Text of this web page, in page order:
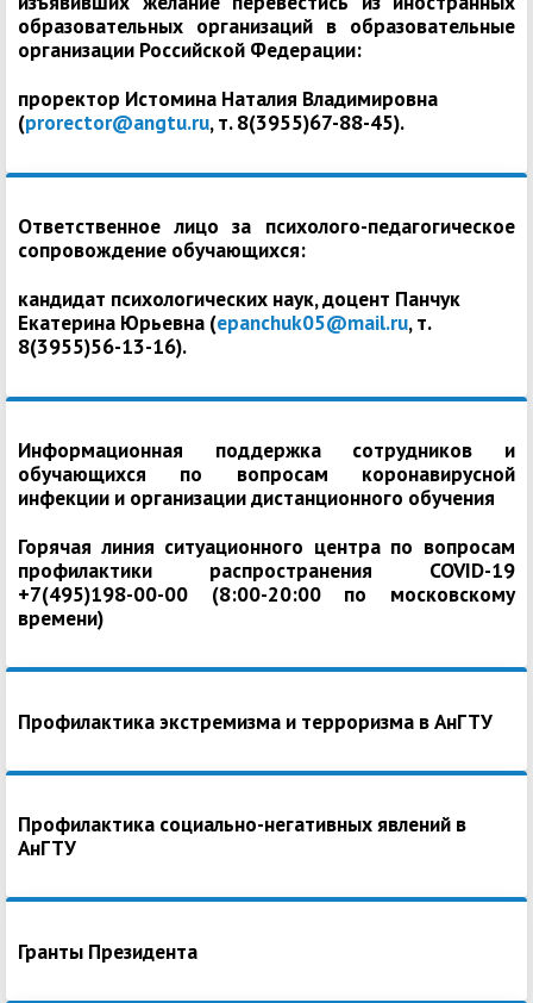
образовательных организаций в образовательные
организации Российской Федерации:
проректор Истомина Наталия Владимировна
(prorector@angtu.ru, т. 8(3955)67-88-45).
Ответственное лицо за психолого-педагогическое
сопровождение обучающихся:
кандидат психологических наук, доцент Панчук
Екатерина Юрьевна (epanchuk05@mail.ru, т.
8(3955)56-13-16).
Информационная поддержка сотрудников и
обучающихся по вопросам коронавирусной
инфекции и организации дистанционного обучения
Горячая линия ситуационного центра по вопросам
профилактики распространения COVID-19
+7(495)198-00-00 (8:00-20:00 по московскому
времени)
Профилактика экстремизма и терроризма в АнГТУ
Профилактика социально-негативных явлений в
АнГТУ
Гранты Президента